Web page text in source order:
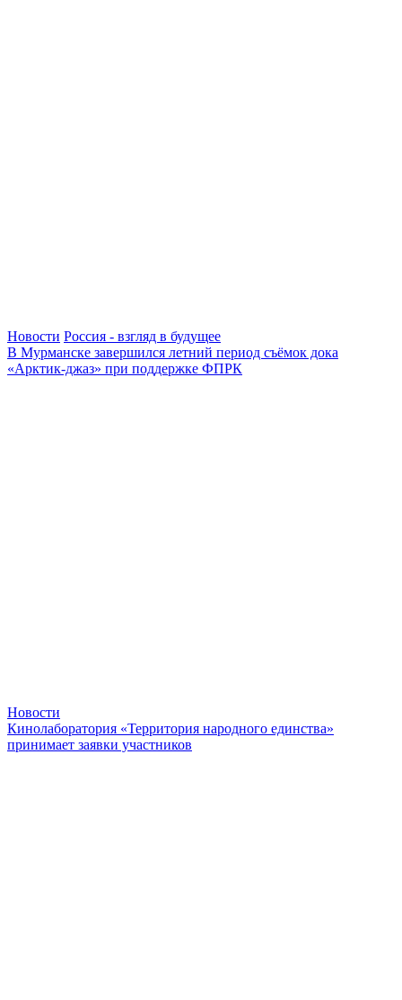
Новости Россия - взгляд в будущее
В Мурманске завершился летний период съёмок дока
«Арктик-джаз» при поддержке ФПРК
Новости
Кинолаборатория «Территория народного единства»
принимает заявки участников